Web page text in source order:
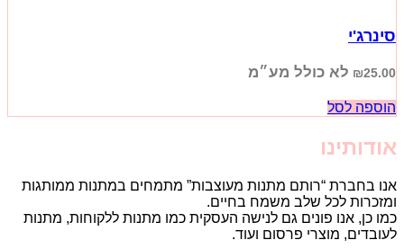
סינרג'י
₪25.00 לא כולל מע״מ
הוספה לסל
אודותינו
אנו בחברת “רותם מתנות מעוצבות” מתמחים במתנות ממותגות
ומזכרות לכל שלב משמח בחיים.
כמו כן, אנו פונים גם לנישה העסקית כמו מתנות ללקוחות, מתנות
לעובדים, מוצרי פרסום ועוד.